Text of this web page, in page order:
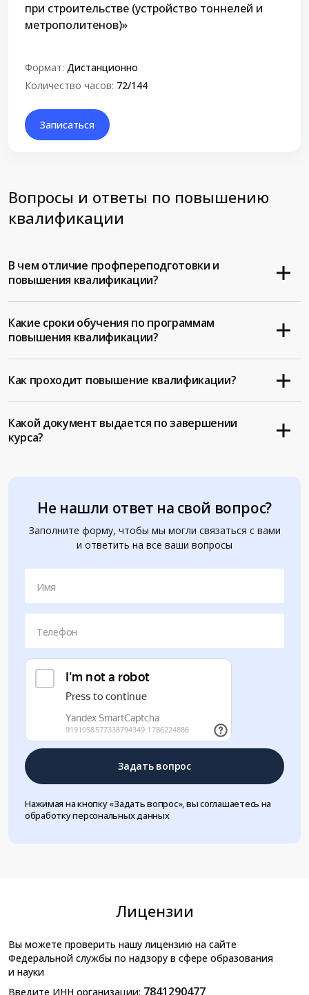
при строительстве (устройство тоннелей и
метрополитенов)»
Формат: Дистанционно
Количество часов: 72/144
Записаться
Вопросы и ответы по повышению
квалификации
Не нашли ответ на свой вопрос?
Заполните форму, чтобы мы могли связаться с вами
и ответить на все ваши вопросы
Имя
Телефон
Задать вопрос
Нажимая на кнопку «Задать вопрос», вы соглашаетесь на
обработку персональных данных
В чем отличие профпереподготовки и
повышения квалификации?
Какие сроки обучения по программам
повышения квалификации?
Как проходит повышение квалификации?
Какой документ выдается по завершении
курса?
Лицензии
Вы можете проверить нашу лицензию на сайте
Федеральной службы по надзору в сфере образования
и науки
Введите ИНН организации: 7841290477